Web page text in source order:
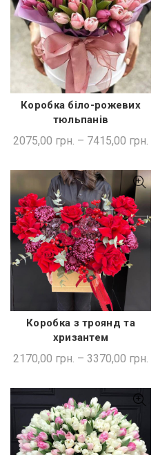
ШВИДКА ПОКУПКА
Коробка біло-рожевих
тюльпанів
2075,00 грн. – 7415,00 грн.
ШВИДКА ПОКУПКА
Коробка з троянд та
хризантем
2170,00 грн. – 3370,00 грн.